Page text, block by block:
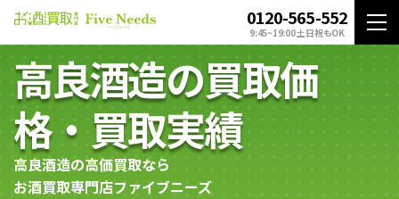
0120-565-552
9:45~19:00 土日祝もOK
高良酒造の買取価
格・買取実績
高良酒造の高価買取なら
お酒買取専門店ファイブニーズ